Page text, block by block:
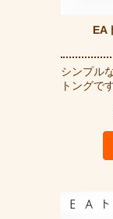
EA
シンプル
トングです